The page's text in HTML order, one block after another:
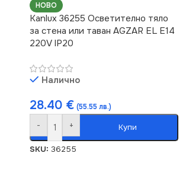
НОВО
Kanlux 36255 Осветително тяло
за стена или таван AGZAR EL E14
220V IP20
Налично
28.40 € (55.55 лв.)
- + Купи
SKU: 36255